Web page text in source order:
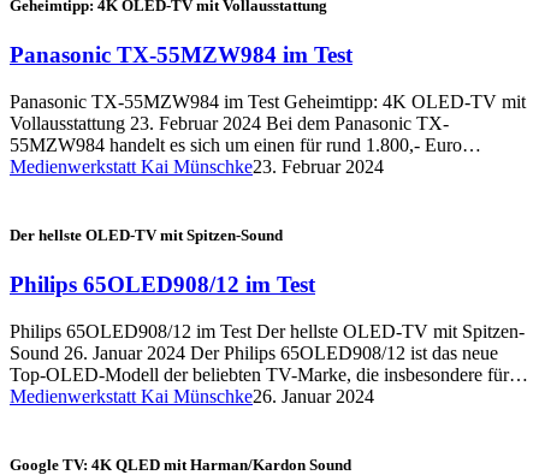
Geheimtipp: 4K OLED-TV mit Vollausstattung
Panasonic TX-55MZW984 im Test
Panasonic TX-55MZW984 im Test Geheimtipp: 4K OLED-TV mit
Vollausstattung 23. Februar 2024 Bei dem Panasonic TX-
55MZW984 handelt es sich um einen für rund 1.800,- Euro…
Medienwerkstatt Kai Münschke23. Februar 2024
Der hellste OLED-TV mit Spitzen-Sound
Philips 65OLED908/12 im Test
Philips 65OLED908/12 im Test Der hellste OLED-TV mit Spitzen-
Sound 26. Januar 2024 Der Philips 65OLED908/12 ist das neue
Top-OLED-Modell der beliebten TV-Marke, die insbesondere für…
Medienwerkstatt Kai Münschke26. Januar 2024
Google TV: 4K QLED mit Harman/Kardon Sound